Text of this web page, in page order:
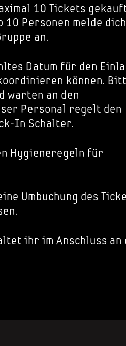
10 Tickets
Personen melde dich
an.
Datum für den
können.
warten an den
Personal regelt den
In Schalter.
Hygieneregeln für
Umbuchung des
ihr im Anschluss an